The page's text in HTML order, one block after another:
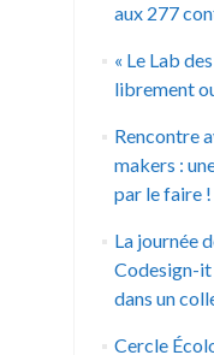
aux 277
« Le Lab
librement
Rencontre
makers :
par le faire !
La journée
Codesign-
dans un
Cercle